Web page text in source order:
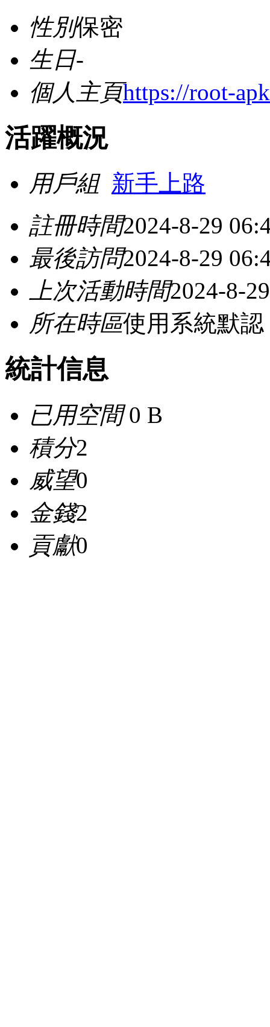
性別保密
生日-
個人主頁https://root-
活躍概況
用戶組 新手上路
註冊時間2024-8-29
最後訪問2024-8-29
上次活動時間2024-8-
所在時區使用系統默認
統計信息
已用空間0 B
積分2
威望0
金錢2
貢獻0